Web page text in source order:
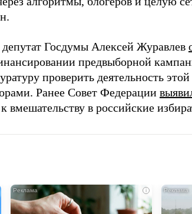
Госдумы Алексей Журавлев
предвыборной
проверить деятельность
Ранее Совет Федерации
вмешательству в российские
i